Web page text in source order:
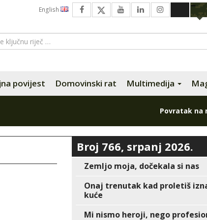
English
povijest Domovinski rat Multimedija
Povratak na
Broj 766, srpanj 2026.
Zemljo moja, dočekala si nas
Onaj trenutak kad proletiš
kuće
Mi nismo heroji, nego